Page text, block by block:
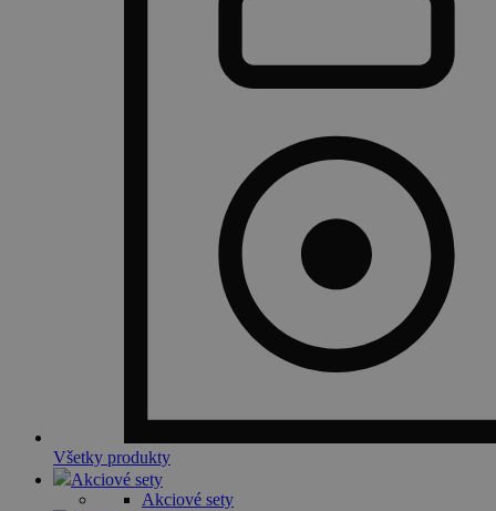
Všetky produkty
Akciové sety
Akciové sety